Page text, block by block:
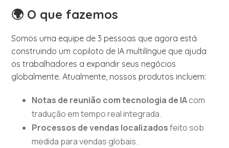
🌍 O que fazemos
Somos uma equipe de 3 pessoas que agora está
construindo um copiloto de IA multilíngue que ajuda
os trabalhadores a expandir seus negócios
globalmente. Atualmente, nossos produtos incluem:
Notas de reunião com tecnologia de IAcom
tradução em tempo real integrada.
Processos de vendas localizadosfeito sob
medida para vendas globais.